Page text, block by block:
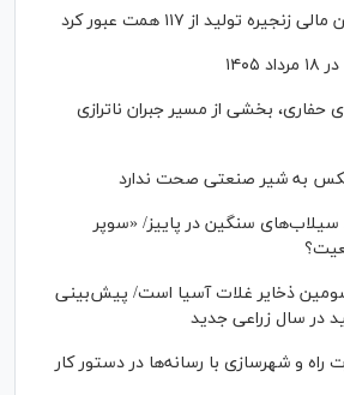
تولید از ۱۱۷ همت عبور کرد
حفاری، بخشی از مسیر جبران ناترازی
به شیر صنعتی صحت ندارد
سیلاب‌های سنگین در پاییز/ «سوپر
سومین ذخایر غلات آسیا است/ پیش‌بینی
راه و شهرسازی با رسانه‌ها در دستور کار